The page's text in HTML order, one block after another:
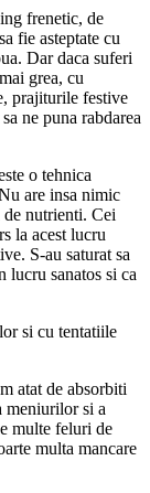
frenetic, de
fie asteptate cu
Dar daca suferi
grea, cu
prajiturile festive
ne puna rabdarea
o tehnica
are insa nimic
de nutrienti. Cei
la acest lucru
S-au saturat sa
lucru sanatos si ca
si cu tentatiile
atat de absorbiti
meniurilor si a
multe feluri de
multa mancare